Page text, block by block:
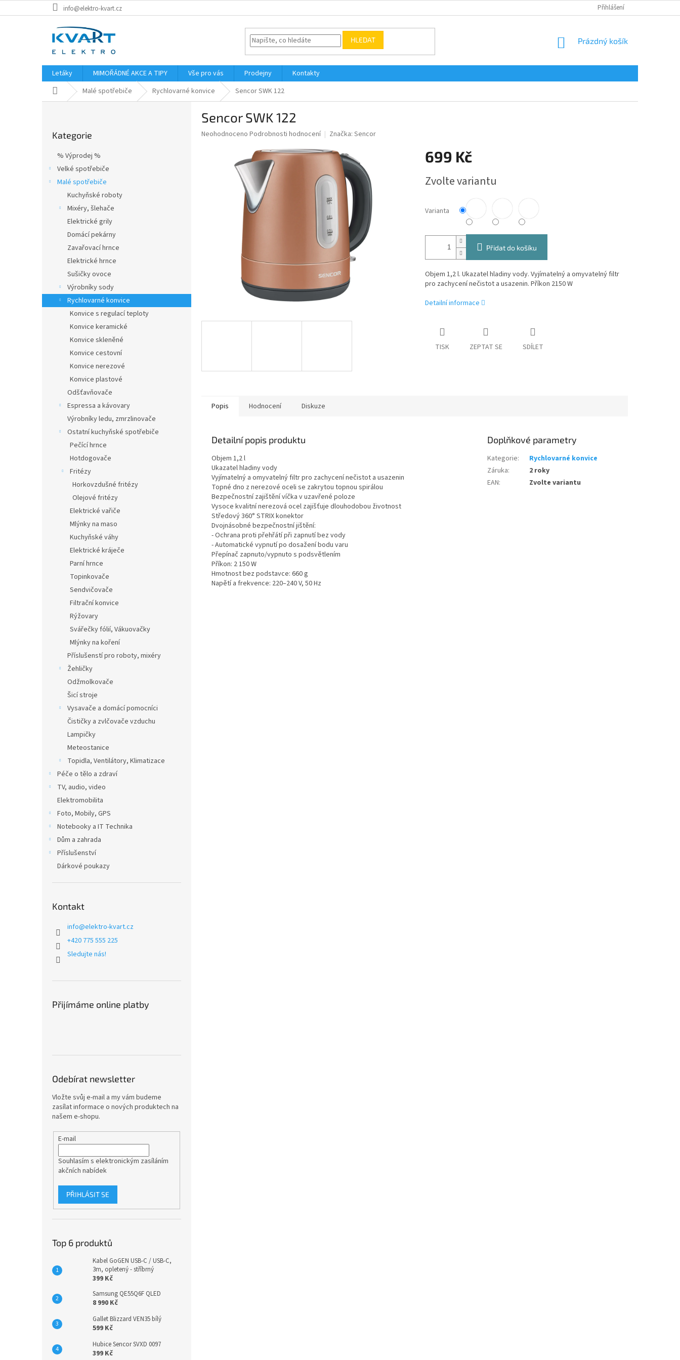
na
info@elektro-kvart.cz Přihlášení
HLEDAT
NÁKUPNÍ
Prázdný košík
Letáky MIMOŘÁDNÉ AKCE A TIPY Vše pro vás Prodejny
Kontakty
Domů Malé spotřebiče Rychlovarné konvice Sencor SWK 122
kategorie
Kategorie
% Výprodej %
Velké spotřebiče
Malé spotřebiče
Kuchyňské roboty
Mixéry, šlehače
Elektrické grily
Domácí pekárny
Zavařovací hrnce
Elektrické hrnce
Sušičky ovoce
Výrobníky sody
Rychlovarné konvice
Konvice s regulací teploty
Konvice keramické
Konvice skleněné
Konvice cestovní
Konvice nerezové
Konvice plastové
Odšťavňovače
Espressa a kávovary
Výrobníky ledu, zmrzlinovače
Ostatní kuchyňské spotřebiče
Pečící hrnce
Hotdogovače
Fritézy
Horkovzdušné fritézy
Olejové fritézy
Elektrické vařiče
Mlýnky na maso
Kuchyňské váhy
Elektrické kráječe
Parní hrnce
Topinkovače
Sendvičovače
Filtrační konvice
Rýžovary
Svářečky fólií, Vákuovačky
Mlýnky na koření
Příslušenstí pro roboty, mixéry
Žehličky
Odžmolkovače
Šicí stroje
Vysavače a domácí pomocníci
Čističky a zvlčovače vzduchu
Lampičky
Meteostanice
Topidla, Ventilátory, Klimatizace
Péče o tělo a zdraví
TV, audio, video
Elektromobilita
Foto, Mobily, GPS
Notebooky a IT Technika
Dům a zahrada
Příslušenství
Dárkové poukazy
Kontakt
info@elektro-kvart.cz
+420 775 555 225
Sledujte nás!
Přijímáme online platby
Odebírat newsletter
Vložte svůj e-mail a my vám budeme
zasílat informace o nových produktech na
našem e-shopu.
E-mail
Souhlasím s elektronickým zasíláním
akčních nabídek
PŘIHLÁSIT SE
Top 6 produktů
Kabel GoGEN USB-C / USB-C,
3m, opletený - stříbrný
399 Kč
Samsung QE55Q6F QLED
8 990 Kč
Gallet Blizzard VEN35 bílý
599 Kč
Hubice Sencor SVXD 0097
399 Kč
Sencor SWK 122
Průměrné
Neohodnoceno Podrobnosti hodnocení Značka: Sencor
699 Kč
cena:
Zvolte variantu
Varianta
Přidat do košíku
Objem 1,2 l. Ukazatel hladiny vody. Vyjímatelný a omyvatelný filtr
pro zachycení nečistot a usazenin. Příkon 2150 W
Detailní informace
TISK ZEPTAT SE SDÍLET
Popis Hodnocení Diskuze
Detailní popis produktu
Objem 1,2 l
Ukazatel hladiny vody
Vyjímatelný a omyvatelný filtr pro zachycení nečistot a usazenin
Topné dno z nerezové oceli se zakrytou topnou spirálou
Bezpečnostní zajištění víčka v uzavřené poloze
Vysoce kvalitní nerezová ocel zajišťuje dlouhodobou životnost
Středový 360° STRIX konektor
Dvojnásobné bezpečnostní jištění:
- Ochrana proti přehřátí při zapnutí bez vody
- Automatické vypnutí po dosažení bodu varu
Přepínač zapnuto/vypnuto s podsvětlením
Příkon: 2 150 W
Hmotnost bez podstavce: 660 g
Napětí a frekvence: 220–240 V, 50 Hz
Doplňkové parametry
Kategorie:
Rychlovarné konvice
Záruka:
2 roky
EAN: Zvolte variantu